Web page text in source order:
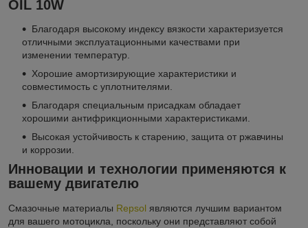
OIL 10W
Благодаря высокому индексу вязкости характеризуется
отличными эксплуатационными качествами при
изменении температур.
Хорошие амортизирующие характеристики и
совместимость с уплотнителями.
Благодаря специальным присадкам обладает
хорошими антифрикционными характеристиками.
Высокая устойчивость к старению, защита от ржавчины
и коррозии.
Инновации и технологии применяются к
вашему двигателю
Смазочные материалы Repsol являются лучшим вариантом
для вашего мотоцикла, поскольку они представляют собой